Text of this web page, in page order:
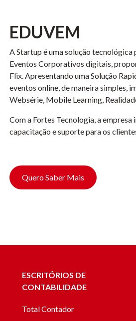
EDUVEM
A Startup é uma solução
Eventos Corporativos digitais,
Flix. Apresentando uma Solução
eventos online, de maneira simples,
Websérie, Mobile Learning,
Com a Fortes Tecnologia, a
capacitação e suporte para os
Quero Saber Mais
ESCRITÓRIOS DE
CONTABILIDADE
Total Contador